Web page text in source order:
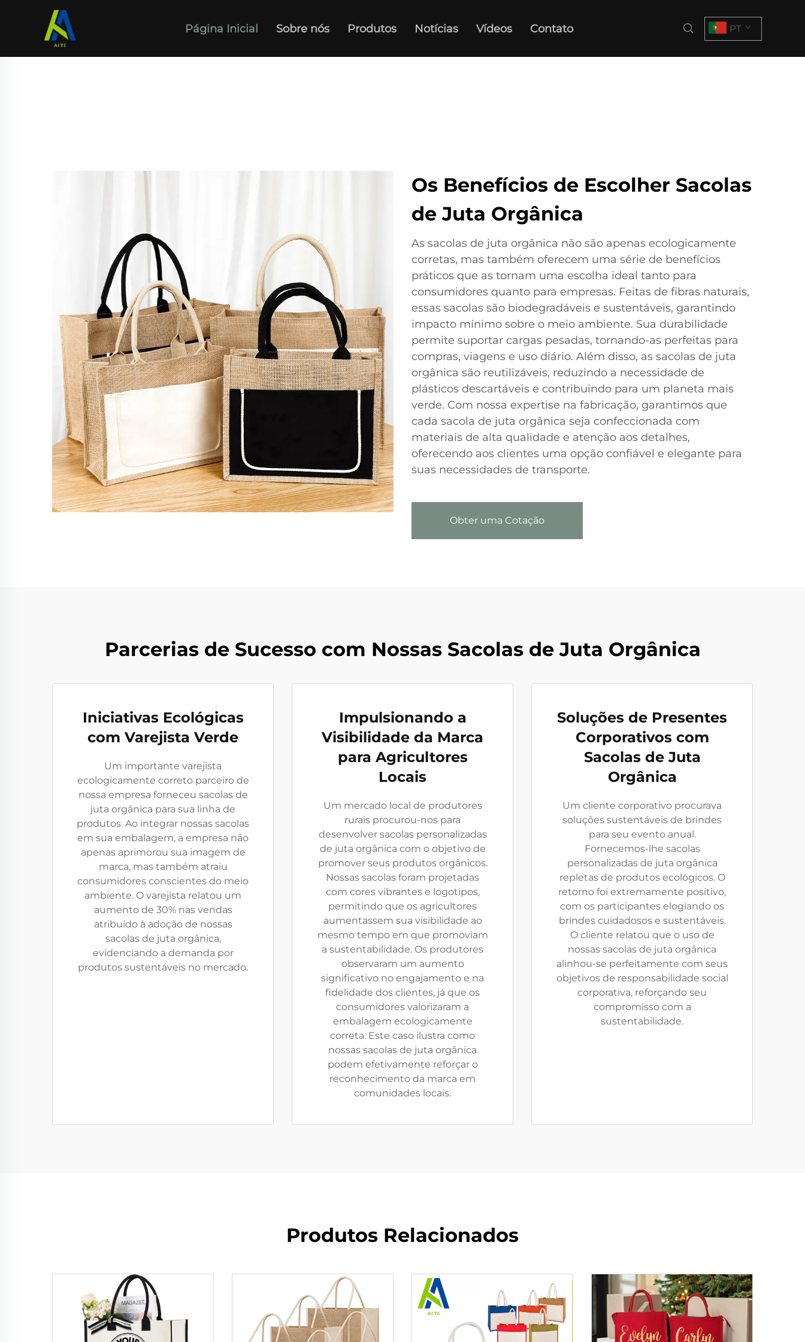
Página Inicial Sobre nós Produtos Notícias Vídeos Contato PT
Os Benefícios de Escolher Sacolas
de Juta Orgânica
As sacolas de juta orgânica não são apenas ecologicamente
corretas, mas também oferecem uma série de benefícios
práticos que as tornam uma escolha ideal tanto para
consumidores quanto para empresas. Feitas de fibras naturais,
essas sacolas são biodegradáveis e sustentáveis, garantindo
impacto mínimo sobre o meio ambiente. Sua durabilidade
permite suportar cargas pesadas, tornando-as perfeitas para
compras, viagens e uso diário. Além disso, as sacolas de juta
orgânica são reutilizáveis, reduzindo a necessidade de
plásticos descartáveis e contribuindo para um planeta mais
verde. Com nossa expertise na fabricação, garantimos que
cada sacola de juta orgânica seja confeccionada com
materiais de alta qualidade e atenção aos detalhes,
oferecendo aos clientes uma opção confiável e elegante para
suas necessidades de transporte.
Obter uma Cotação
Parcerias de Sucesso com Nossas Sacolas de Juta Orgânica
Iniciativas Ecológicas
com Varejista Verde
Um importante varejista
ecologicamente correto parceiro de
nossa empresa forneceu sacolas de
juta orgânica para sua linha de
produtos. Ao integrar nossas sacolas
em sua embalagem, a empresa não
apenas aprimorou sua imagem de
marca, mas também atraiu
consumidores conscientes do meio
ambiente. O varejista relatou um
aumento de 30% nas vendas
atribuído à adoção de nossas
sacolas de juta orgânica,
evidenciando a demanda por
produtos sustentáveis no mercado.
Impulsionando a
Visibilidade da Marca
para Agricultores
Locais
Um mercado local de produtores
rurais procurou-nos para
desenvolver sacolas personalizadas
de juta orgânica com o objetivo de
promover seus produtos orgânicos.
Nossas sacolas foram projetadas
com cores vibrantes e logotipos,
permitindo que os agricultores
aumentassem sua visibilidade ao
mesmo tempo em que promoviam
a sustentabilidade. Os produtores
observaram um aumento
significativo no engajamento e na
fidelidade dos clientes, já que os
consumidores valorizaram a
embalagem ecologicamente
correta. Este caso ilustra como
nossas sacolas de juta orgânica
podem efetivamente reforçar o
reconhecimento da marca em
comunidades locais.
Soluções de Presentes
Corporativos com
Sacolas de Juta
Orgânica
Um cliente corporativo procurava
soluções sustentáveis de brindes
para seu evento anual.
Fornecemos-lhe sacolas
personalizadas de juta orgânica
repletas de produtos ecológicos. O
retorno foi extremamente positivo,
com os participantes elogiando os
brindes cuidadosos e sustentáveis.
O cliente relatou que o uso de
nossas sacolas de juta orgânica
alinhou-se perfeitamente com seus
objetivos de responsabilidade social
corporativa, reforçando seu
compromisso com a
sustentabilidade.
Produtos Relacionados